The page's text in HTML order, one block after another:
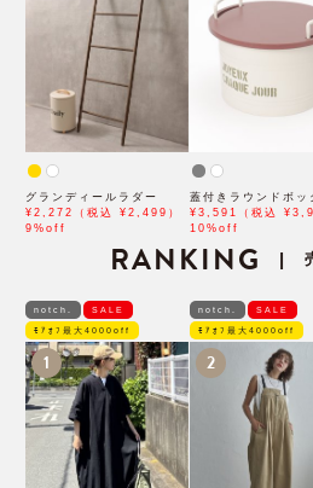
グランディールラダー
¥2,272（税込 ¥2,499）
9%off
蓋付きラウンドボッ
¥3,591（税込
10%off
RANKING |
notch. SALE
ﾓｱｵﾌ最大4000off
1
notch. SALE
ﾓｱｵﾌ最大4000off
2